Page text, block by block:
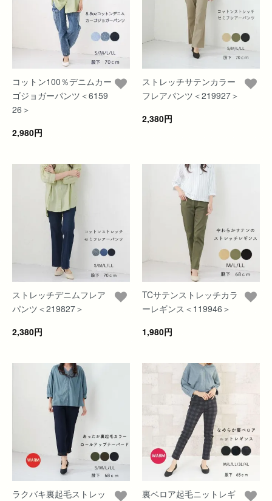
コットン100％デニムカー
ゴジョガーパンツ＜6159
26＞
2,980円
ストレッチサテンカラー
フレアパンツ＜219927＞
2,380円
ストレッチデニムフレア
パンツ＜219827＞
2,380円
TCサテンストレッチカラ
ーレギンス＜119946＞
1,980円
ラクバキ裏起毛ストレッ
裏ベロア起毛ニットレギ